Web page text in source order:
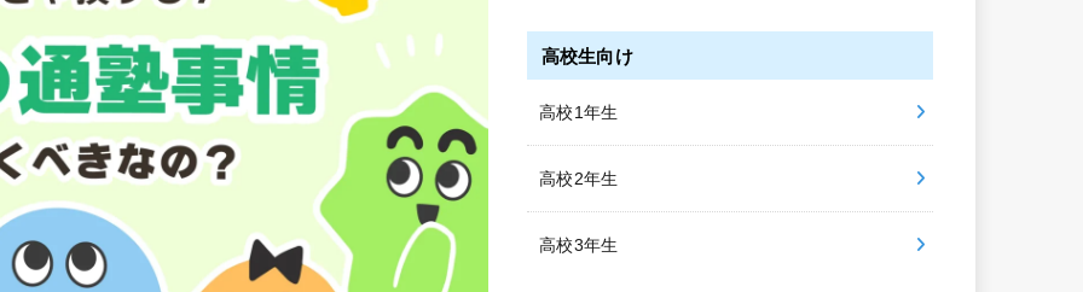
高校生向け
高校1年生
高校2年生
高校3年生